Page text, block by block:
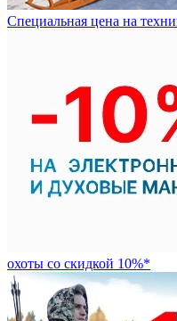
Специальная цена на
охоты со скидкой 10%*